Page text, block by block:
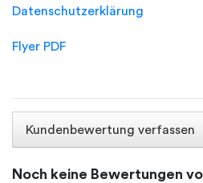
Datenschutzerklärung
Flyer PDF
Kundenbewertung verfassen
Noch keine Bewertungen